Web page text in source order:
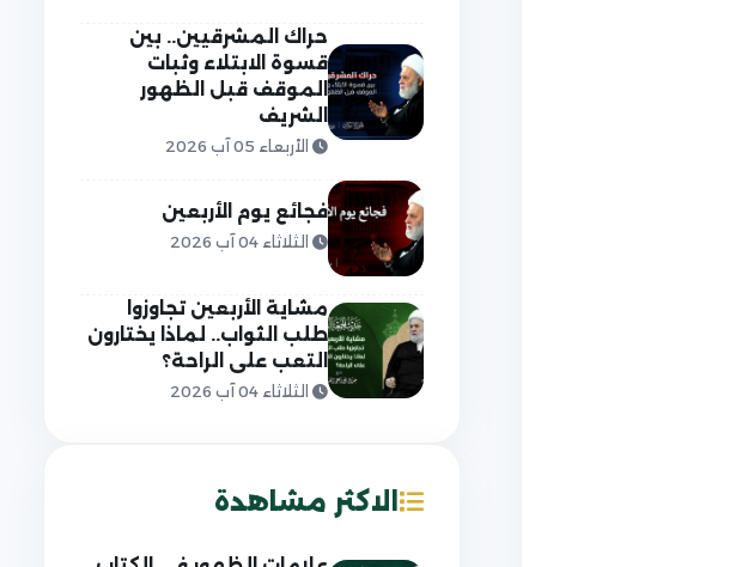
حراك المشرقيين.. بين
قسوة الابتلاء وثبات
الموقف قبل الظهور
الشريف
الأربعاء 05 آب 2026
فجائع يوم الأربعين
الثلاثاء 04 آب 2026
مشاية الأربعين تجاوزوا
طلب الثواب.. لماذا يختارون
التعب على الراحة؟
الثلاثاء 04 آب 2026
الاكثر مشاهدة